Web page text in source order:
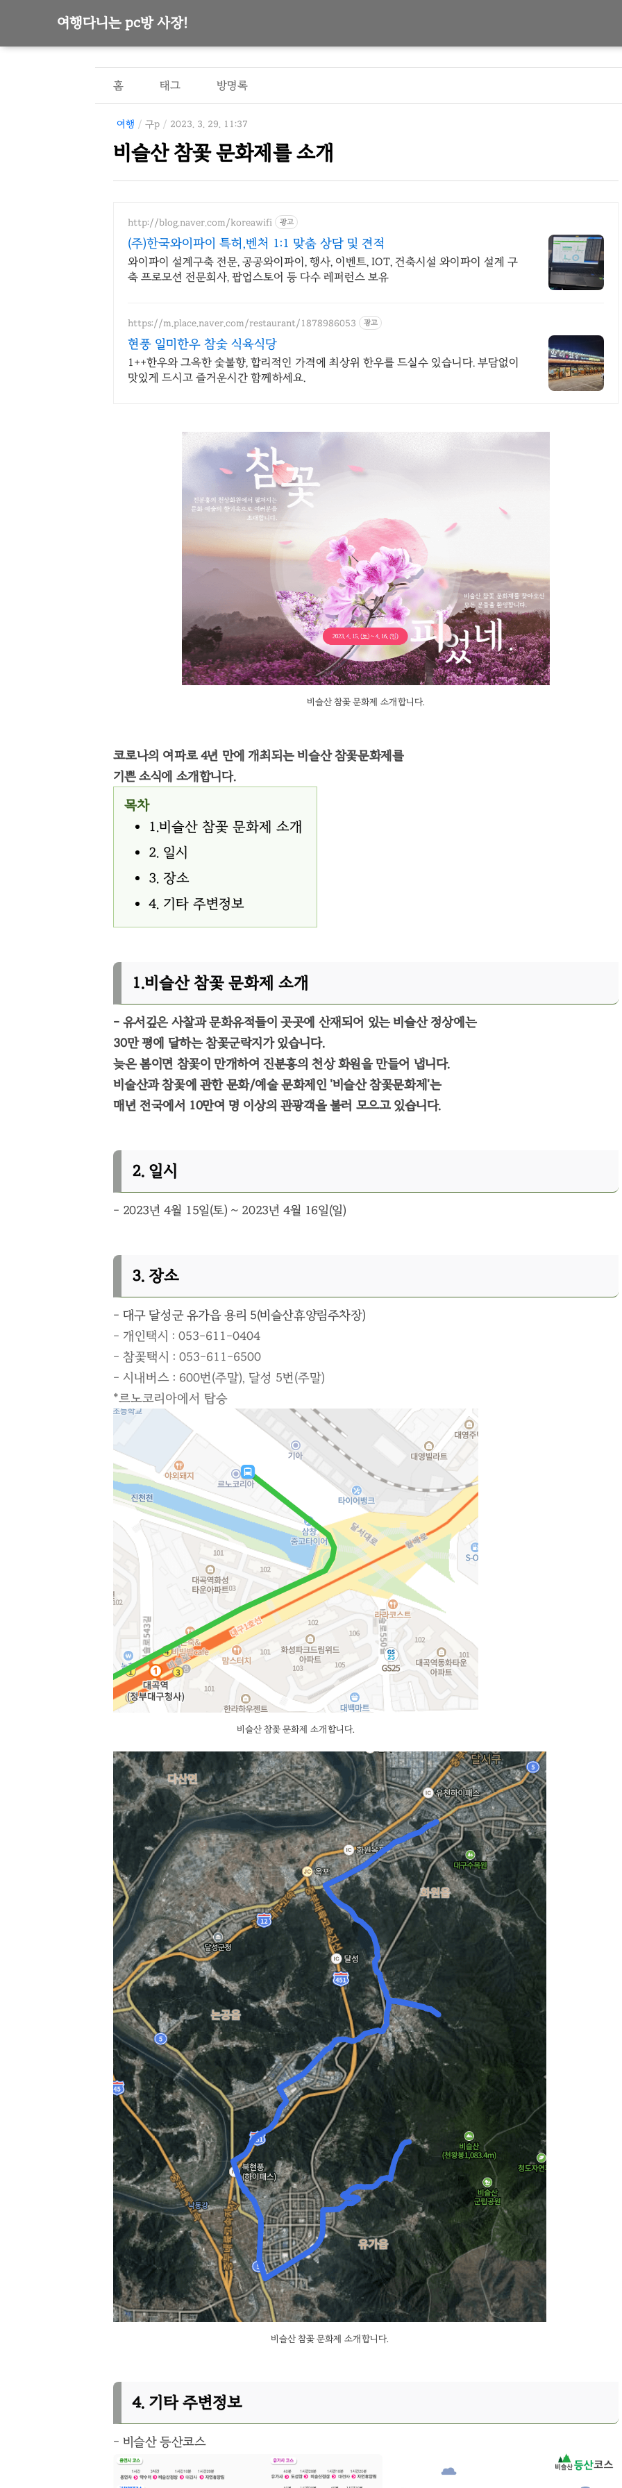
여행다니는 pc방 사장!
홈 태그 방명록
여행 /구p / 2023. 3. 29. 11:37
비슬산 참꽃 문화제를 소개
http://blog.naver.com/koreawifi 광고
(주)한국와이파이 특허,벤처 1:1 맞춤 상담 및 견적
와이파이 설계구축 전문, 공공와이파이, 행사, 이벤트, IOT, 건축시설 와이파이 설계 구
축 프로모션 전문회사, 팝업스토어 등 다수 레퍼런스 보유
https://m.place.naver.com/restaurant/1878986053 광고
현풍 일미한우 참숯 식육식당
1++한우와 그윽한 숯불향, 합리적인 가격에 최상위 한우를 드실수 있습니다. 부담없이
맛있게 드시고 즐거운시간 함께하세요.
비슬산 참꽃 문화제 소개합니다.
코로나의 여파로 4년 만에 개최되는 비슬산 참꽃문화제를
기쁜 소식에 소개합니다.
목차
1.비슬산 참꽃 문화제 소개
2. 일시
3. 장소
4. 기타 주변정보
1.비슬산 참꽃 문화제 소개
- 유서깊은 사찰과 문화유적들이 곳곳에 산재되어 있는 비슬산 정상에는
30만 평에 달하는 참꽃군락지가 있습니다.
늦은 봄이면 참꽃이 만개하여 진분홍의 천상 화원을 만들어 냅니다.
비술산과 참꽃에 관한 문화/예술 문화제인 '비슬산 참꽃문화제'는
매년 전국에서 10만여 명 이상의 관광객을 불러 모으고 있습니다.
2. 일시
- 2023년 4월 15일(토) ~ 2023년 4월 16일(일)
3. 장소
- 대구 달성군 유가읍 용리 5(비슬산휴양림주차장)
- 개인택시 : 053-611-0404
- 참꽃택시 : 053-611-6500
- 시내버스 : 600번(주말), 달성 5번(주말)
*르노코리아에서 탑승
비슬산 참꽃 문화제 소개합니다.
비슬산 참꽃 문화제 소개합니다.
4. 기타 주변정보
- 비슬산 등산코스